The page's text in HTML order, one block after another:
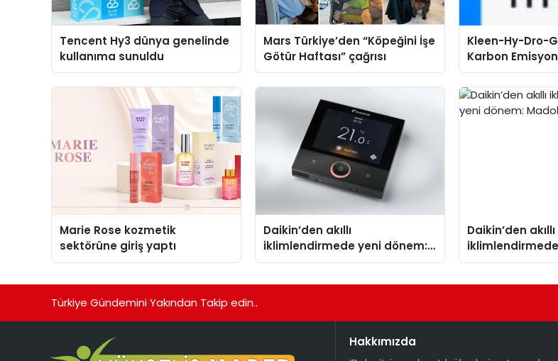
Tencent Hy3 dünya genelinde
kullanıma sunuldu
Mars Türkiye’den “Köpeğini İşe
Götür Haftası” çağrısı
Kleen-Hy-Dro-
Karbon
Isıtma
TSSA
Aldı
Marie Rose kozmetik
sektörüne giriş yaptı
Daikin’den akıllı
iklimlendirmede yeni dönem:
Madoka Plus Türkiye’de
Daikin’den akıllı
Madoka Plus
Türkiye Gündemini Yakından Takip edin..
Hakkımızda